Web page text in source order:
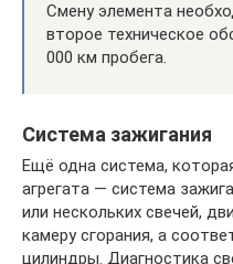
Смену элемента
второе техническое
000 км пробега.
Система зажигания
Ещё одна система,
агрегата — система
или нескольких свечей,
камеру сгорания, а
цилиндры. Диагностика